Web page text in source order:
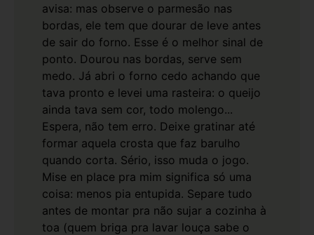
avisa: mas observe o parmesão nas
bordas, ele tem que dourar de leve antes
de sair do forno. Esse é o melhor sinal de
ponto. Dourou nas bordas, serve sem
medo. Já abri o forno cedo achando que
tava pronto e levei uma rasteira: o queijo
ainda tava sem cor, todo molengo...
Espera, não tem erro. Deixe gratinar até
formar aquela crosta que faz barulho
quando corta. Sério, isso muda o jogo.
Mise en place pra mim significa só uma
coisa: menos pia entupida. Separe tudo
antes de montar pra não sujar a cozinha à
toa (quem briga pra lavar louça sabe o